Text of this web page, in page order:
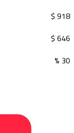
918
$
646
$
30 %